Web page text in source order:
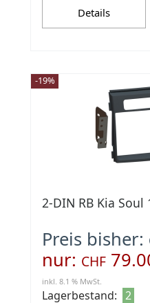
Details
-19%
2-DIN RB Kia
Preis bisher:
nur: CHF
inkl. 8.1 % MwSt.
Lagerbestand: 2